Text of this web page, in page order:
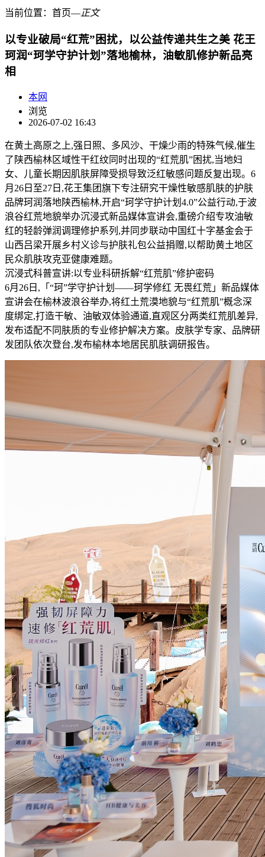
当前位置： 首页―正文
以专业破局“红荒”困扰，以公益传递共生之美 花王
珂润“珂学守护计划”落地榆林，油敏肌修护新品亮
相
本网
浏览
2026-07-02 16:43
在黄土高原之上,强日照、多风沙、干燥少雨的特殊气候,催生
了陕西榆林区域性干红纹同时出现的“红荒肌”困扰,当地妇
女、儿童长期因肌肤屏障受损导致泛红敏感问题反复出现。6
月26日至27日,花王集团旗下专注研究干燥性敏感肌肤的护肤
品牌珂润落地陕西榆林,开启“珂学守护计划4.0”公益行动,于波
浪谷红荒地貌举办沉浸式新品媒体宣讲会,重磅介绍专攻油敏
红的轻龄弹润调理修护系列,并同步联动中国红十字基金会于
山西吕梁开展乡村义诊与护肤礼包公益捐赠,以帮助黄土地区
民众肌肤攻克亚健康难题。
沉浸式科普宣讲:以专业科研拆解“红荒肌”修护密码
6月26日,「“珂”学守护计划——珂学修红 无畏红荒」新品媒体
宣讲会在榆林波浪谷举办,将红土荒漠地貌与“红荒肌”概念深
度绑定,打造干敏、油敏双体验通道,直观区分两类红荒肌差异,
发布适配不同肤质的专业修护解决方案。皮肤学专家、品牌研
发团队依次登台,发布榆林本地居民肌肤调研报告。